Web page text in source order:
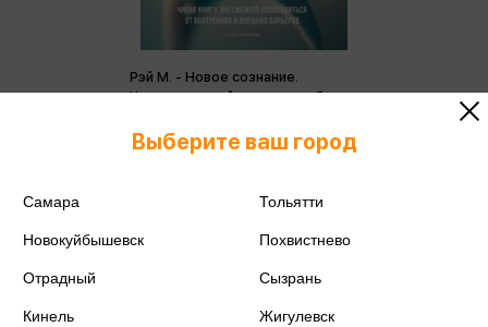
Рэй М. - Новое сознание.
Универсальный путь на свободу
1 071 ₽
Выберите ваш город
Самара Тольятти
Новокуйбышевск Похвистнево
Отрадный Сызрань
Кинель Жигулевск